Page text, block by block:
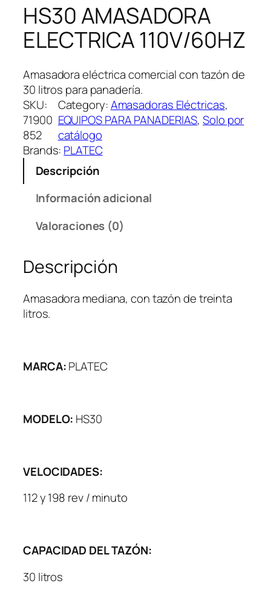
HS30 AMASADORA
ELECTRICA 110V/60HZ
Amasadora eléctrica comercial con tazón de
30 litros para panadería.
SKU:
71900
852
Category:Amasadoras Eléctricas
EQUIPOS PARA PANADERIAS, Solo por
catálogo
Brands: PLATEC
Descripción
Información adicional
Valoraciones (0)
Descripción
Amasadora mediana, con tazón de treinta
litros.
MARCA:PLATEC
MODELO: HS30
VELOCIDADES:
112 y 198 rev / minuto
CAPACIDAD DEL TAZÓN:
30 litros